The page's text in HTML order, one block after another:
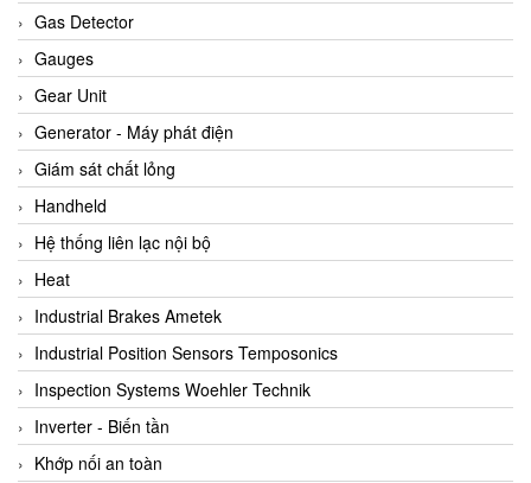
ARCA Regler
Arcos Hydraulik
Ardetem-Sfere-Vietnam
Argal
AS ENERGI
ASCO CO2
Asker
AT2E
ATC Pneumatic
ATEX System
ATI - IA
ATI (Analytical Technology Inc)
Atos
Gas Detector
Gauges
Gear Unit
Generator - Máy phát điện
Giám sát chất lỏng
Handheld
Hệ thống liên lạc nội bộ
Heat
Industrial Brakes Ametek
Industrial Position Sensors Temposonics
Inspection Systems Woehler Technik
Inverter - Biến tần
Khớp nối an toàn